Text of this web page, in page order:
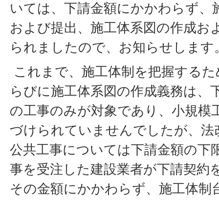
いては、下請金額にかかわらず、
および提出、施工体系図の作成お
られましたので、お知らせします
これまで、施工体制を把握する
らびに施工体系図の作成義務は、
の工事のみが対象であり、小規模
づけられていませんでしたが、法
公共工事については下請金額の下
事を受注した建設業者が下請契約
その金額にかかわらず、施工体制